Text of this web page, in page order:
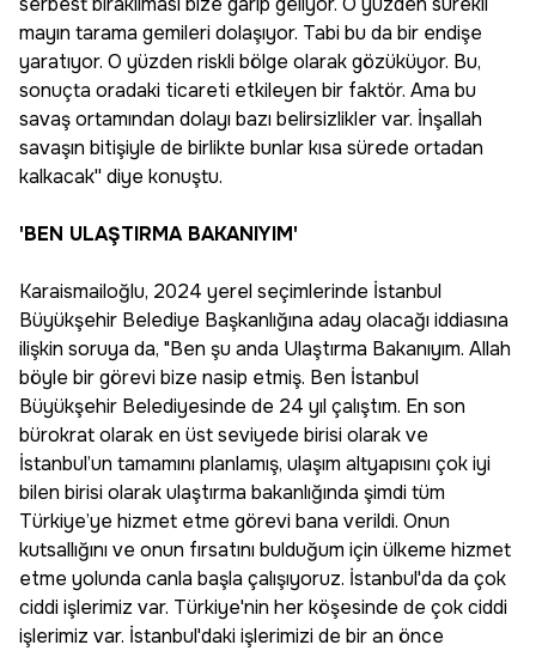
mayın tarama gemileri dolaşıyor. Tabi bu da bir endişe
yaratıyor. O yüzden riskli bölge olarak gözüküyor. Bu,
sonuçta oradaki ticareti etkileyen bir faktör. Ama bu
savaş ortamından dolayı bazı belirsizlikler var. İnşallah
savaşın bitişiyle de birlikte bunlar kısa sürede ortadan
kalkacak'' diye konuştu.
'BEN ULAŞTIRMA BAKANIYIM'
Karaismailoğlu, 2024 yerel seçimlerinde İstanbul
Büyükşehir Belediye Başkanlığına aday olacağı iddiasına
ilişkin soruya da, "Ben şu anda Ulaştırma Bakanıyım. Allah
böyle bir görevi bize nasip etmiş. Ben İstanbul
Büyükşehir Belediyesinde de 24 yıl çalıştım. En son
bürokrat olarak en üst seviyede birisi olarak ve
İstanbul’un tamamını planlamış, ulaşım altyapısını çok iyi
bilen birisi olarak ulaştırma bakanlığında şimdi tüm
Türkiye’ye hizmet etme görevi bana verildi. Onun
kutsallığını ve onun fırsatını bulduğum için ülkeme hizmet
etme yolunda canla başla çalışıyoruz. İstanbul'da da çok
ciddi işlerimiz var. Türkiye'nin her köşesinde de çok ciddi
işlerimiz var. İstanbul'daki işlerimizi de bir an önce